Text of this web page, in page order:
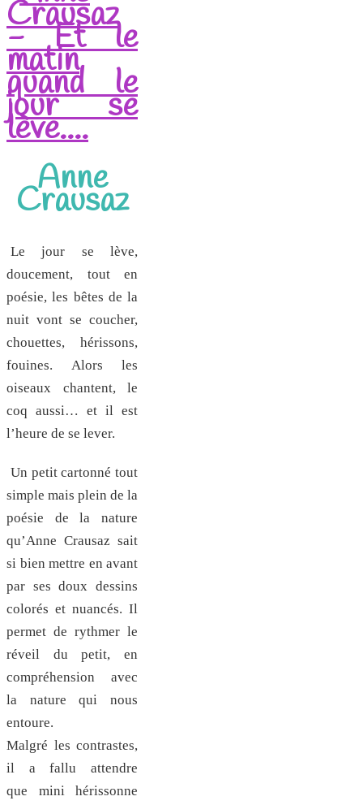
Anne
Crausaz
Le jour se lève,
doucement, tout en
poésie, les bêtes de la
nuit vont se coucher,
chouettes, hérissons,
fouines. Alors les
oiseaux chantent, le
coq aussi… et il est
l’heure de se lever.
Un petit cartonné tout
simple mais plein de la
poésie de la nature
qu’Anne Crausaz sait
si bien mettre en avant
par ses doux dessins
colorés et nuancés. Il
permet de rythmer le
réveil du petit, en
compréhension avec
la nature qui nous
entoure.
Malgré les contrastes,
il a fallu attendre
que mini hérissonne